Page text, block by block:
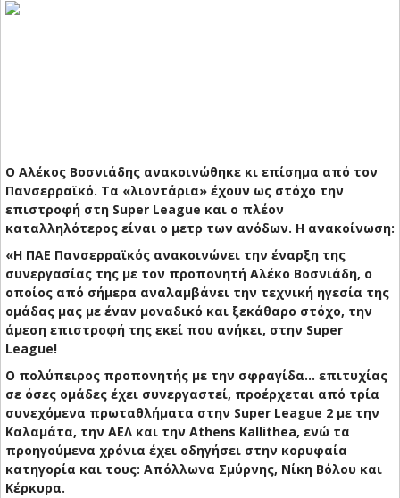
O Αλέκος Βοσνιάδης ανακοινώθηκε κι επίσημα από τον
Πανσερραϊκό. Τα «λιοντάρια» έχουν ως στόχο την
επιστροφή στη Super League και ο πλέον
καταλληλότερος είναι ο μετρ των ανόδων. H ανακοίνωση:
«Η ΠΑΕ Πανσερραϊκός ανακοινώνει την έναρξη της
συνεργασίας της με τον προπονητή Αλέκο Βοσνιάδη, ο
οποίος από σήμερα αναλαμβάνει την τεχνική ηγεσία της
ομάδας μας με έναν μοναδικό και ξεκάθαρο στόχο, την
άμεση επιστροφή της εκεί που ανήκει, στην Super
League!
O πολύπειρος προπονητής με την σφραγίδα… επιτυχίας
σε όσες ομάδες έχει συνεργαστεί, προέρχεται από τρία
συνεχόμενα πρωταθλήματα στην Super League 2 με την
Καλαμάτα, την ΑΕΛ και την Athens Kallithea, ενώ τα
προηγούμενα χρόνια έχει οδηγήσει στην κορυφαία
κατηγορία και τους: Απόλλωνα Σμύρνης, Νίκη Βόλου και
Κέρκυρα.